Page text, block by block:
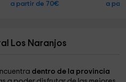
a partir de 70€ a
Los Naranjos
dentro de la provincia